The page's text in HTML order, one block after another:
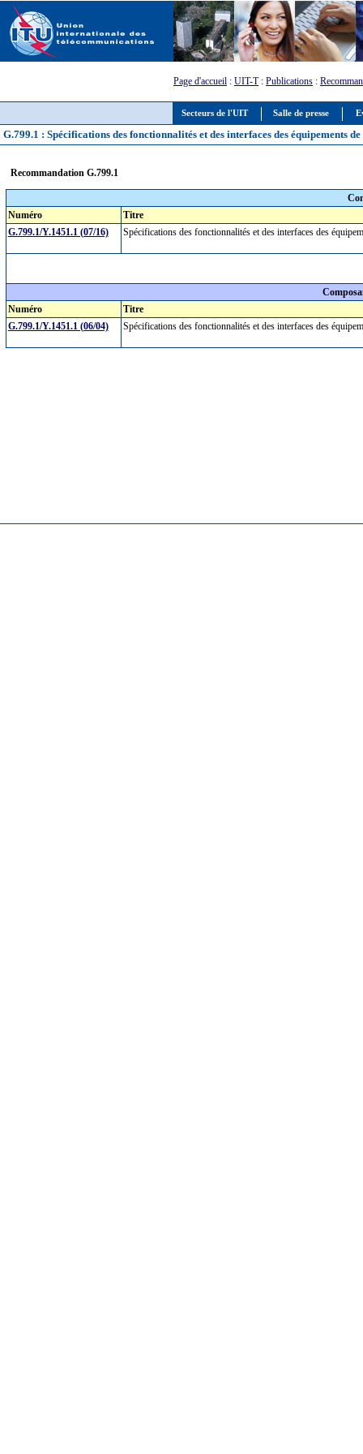
Secteurs de l'UIT Salle de presse
Page d'accueil : UIT-T: Publications :
G.799.1 : Spécifications des fonctionnalités et des interfaces des équipements
Recommandation G.799.1
Numéro
Titre
G.799.1/Y.1451.1 (07/16)
Spécifications des fonctionnalités et des interfaces des
Numéro
Titre
G.799.1/Y.1451.1 (06/04)
Spécifications des fonctionnalités et des interfaces des